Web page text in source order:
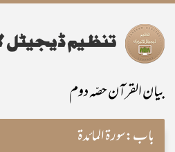
بیان القرآن حصّہ دوم
باب:سورۃ المائدۃ